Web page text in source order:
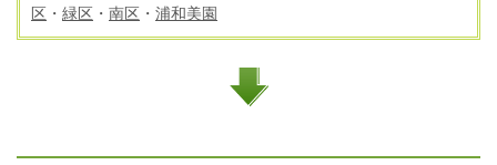
区 ・ 緑区 ・ 南区 ・ 浦和美園